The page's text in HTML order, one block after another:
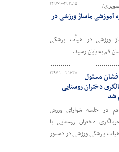
۱۳۹۷-۱۰-۲۹ ۱۹:۱۵
آموزشی ماساژ ورزشی در
ورزشی در هیأت پزشکی
قم به پایان رسید.
۱۳۹۷-۱۰-۰۲ ۱۱:۳۵
مسئول
دختران روستایی
شد
قم در جلسه شوارای ورزش
دختران روستایی با
پزشکی ورزشی در دستور